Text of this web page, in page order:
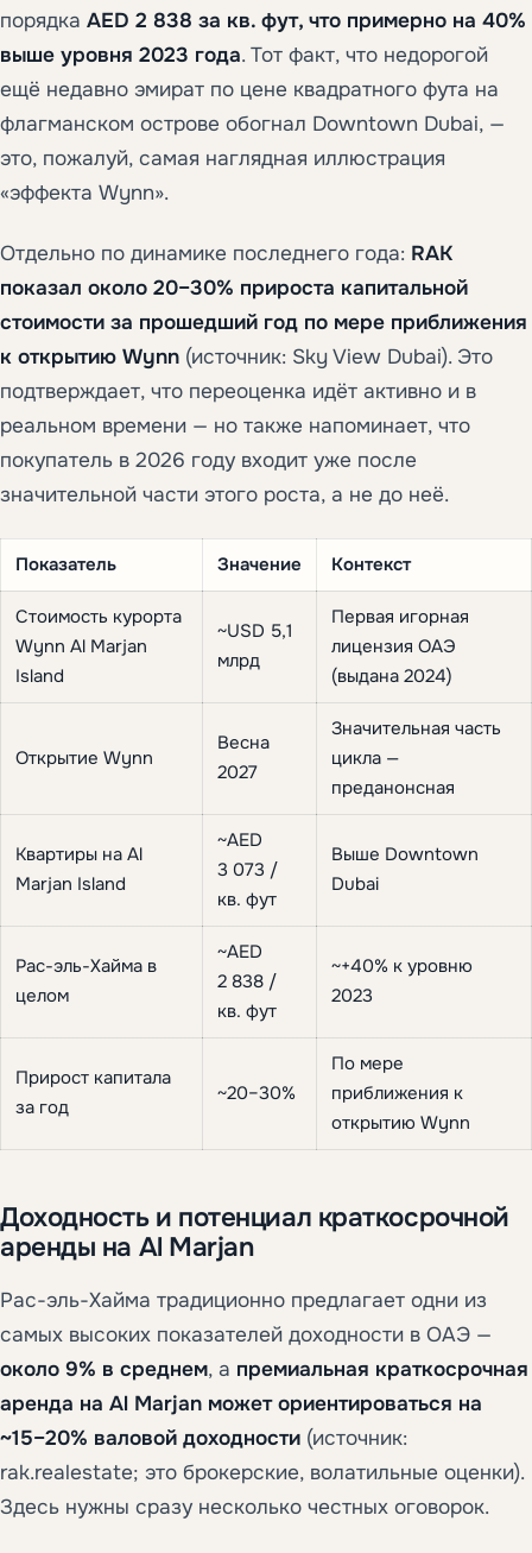
порядка AED 2 838 за кв. фут, что примерно на 40%
выше уровня 2023 года. Тот факт, что недорогой
ещё недавно эмират по цене квадратного фута на
флагманском острове обогнал Downtown Dubai, —
это, пожалуй, самая наглядная иллюстрация
«эффекта Wynn».
Отдельно по динамике последнего года: RAK
показал около 20–30% прироста капитальной
стоимости за прошедший год по мере приближения
к открытию Wynn (источник: Sky View Dubai). Это
подтверждает, что переоценка идёт активно и в
реальном времени — но также напоминает, что
покупатель в 2026 году входит уже после
значительной части этого роста, а не до неё.
Показатель Значение Контекст
Стоимость курорта
Wynn Al Marjan
Island
~USD 5,1
млрд
Первая игорная
лицензия ОАЭ
(выдана 2024)
Открытие Wynn
Весна
2027
Значительная часть
цикла —
преданонсная
Квартиры на Al
Marjan Island
~AED
3 073 /
кв. фут
Выше Downtown
Dubai
Рас-эль-Хайма в
целом
~AED
2 838 /
кв. фут
~+40% к уровню
2023
Прирост капитала
за год
~20–30%
По мере
приближения к
открытию Wynn
Доходность и потенциал краткосрочной
аренды на Al Marjan
Рас-эль-Хайма традиционно предлагает одни из
самых высоких показателей доходности в ОАЭ —
около 9% в среднем, а премиальная краткосрочная
аренда на Al Marjan может ориентироваться на
~15–20% валовой доходности (источник:
rak.realestate; это брокерские, волатильные оценки).
Здесь нужны сразу несколько честных оговорок.